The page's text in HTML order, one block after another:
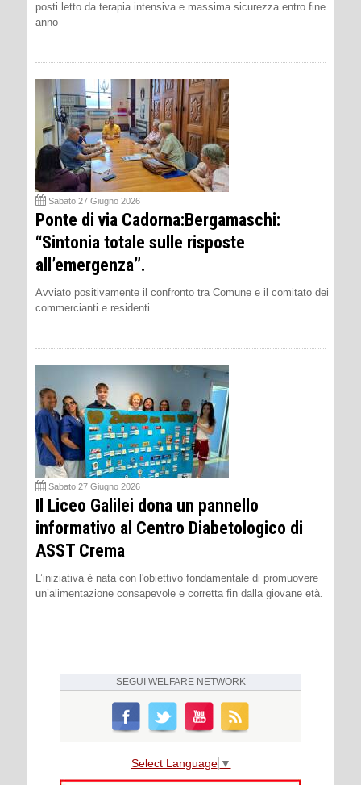
posti letto da terapia intensiva e massima sicurezza entro fine
anno
Sabato 27 Giugno 2026
Ponte di via Cadorna:Bergamaschi:
“Sintonia totale sulle risposte
all’emergenza”.
Avviato positivamente il confronto tra Comune e il comitato dei
commercianti e residenti.
Sabato 27 Giugno 2026
Il Liceo Galilei dona un pannello
informativo al Centro Diabetologico di
ASST Crema
L’iniziativa è nata con l'obiettivo fondamentale di promuovere
un’alimentazione consapevole e corretta fin dalla giovane età.
SEGUI WELFARE NETWORK
Select Language ▼